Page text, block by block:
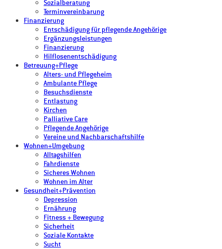
Sozialberatung
Terminvereinbarung
Finanzierung
Entschädigung für pflegende Angehörige
Ergänzungsleistungen
Finanzierung
Hilflosenentschädigung
Betreuung+Pflege
Alters- und Pflegeheim
Ambulante Pflege
Besuchsdienste
Entlastung
Kirchen
Palliative Care
Pflegende Angehörige
Vereine und Nachbarschaftshilfe
Wohnen+Umgebung
Alltagshilfen
Fahrdienste
Sicheres Wohnen
Wohnen im Alter
Gesundheit+Prävention
Depression
Ernährung
Fitness + Bewegung
Sicherheit
Soziale Kontakte
Sucht